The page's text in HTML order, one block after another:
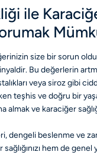
ile
size bir sorun
Bu değerlerin
veya siroz gibi
teşhis ve doğru bir
almak ve karaciğer
dengeli beslenme ve
hem de